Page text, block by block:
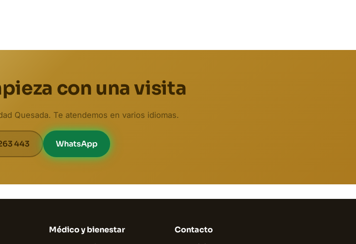
con una visita
Quesada. Te atendemos en varios idiomas.
443 WhatsApp
Médico y bienestar Contacto